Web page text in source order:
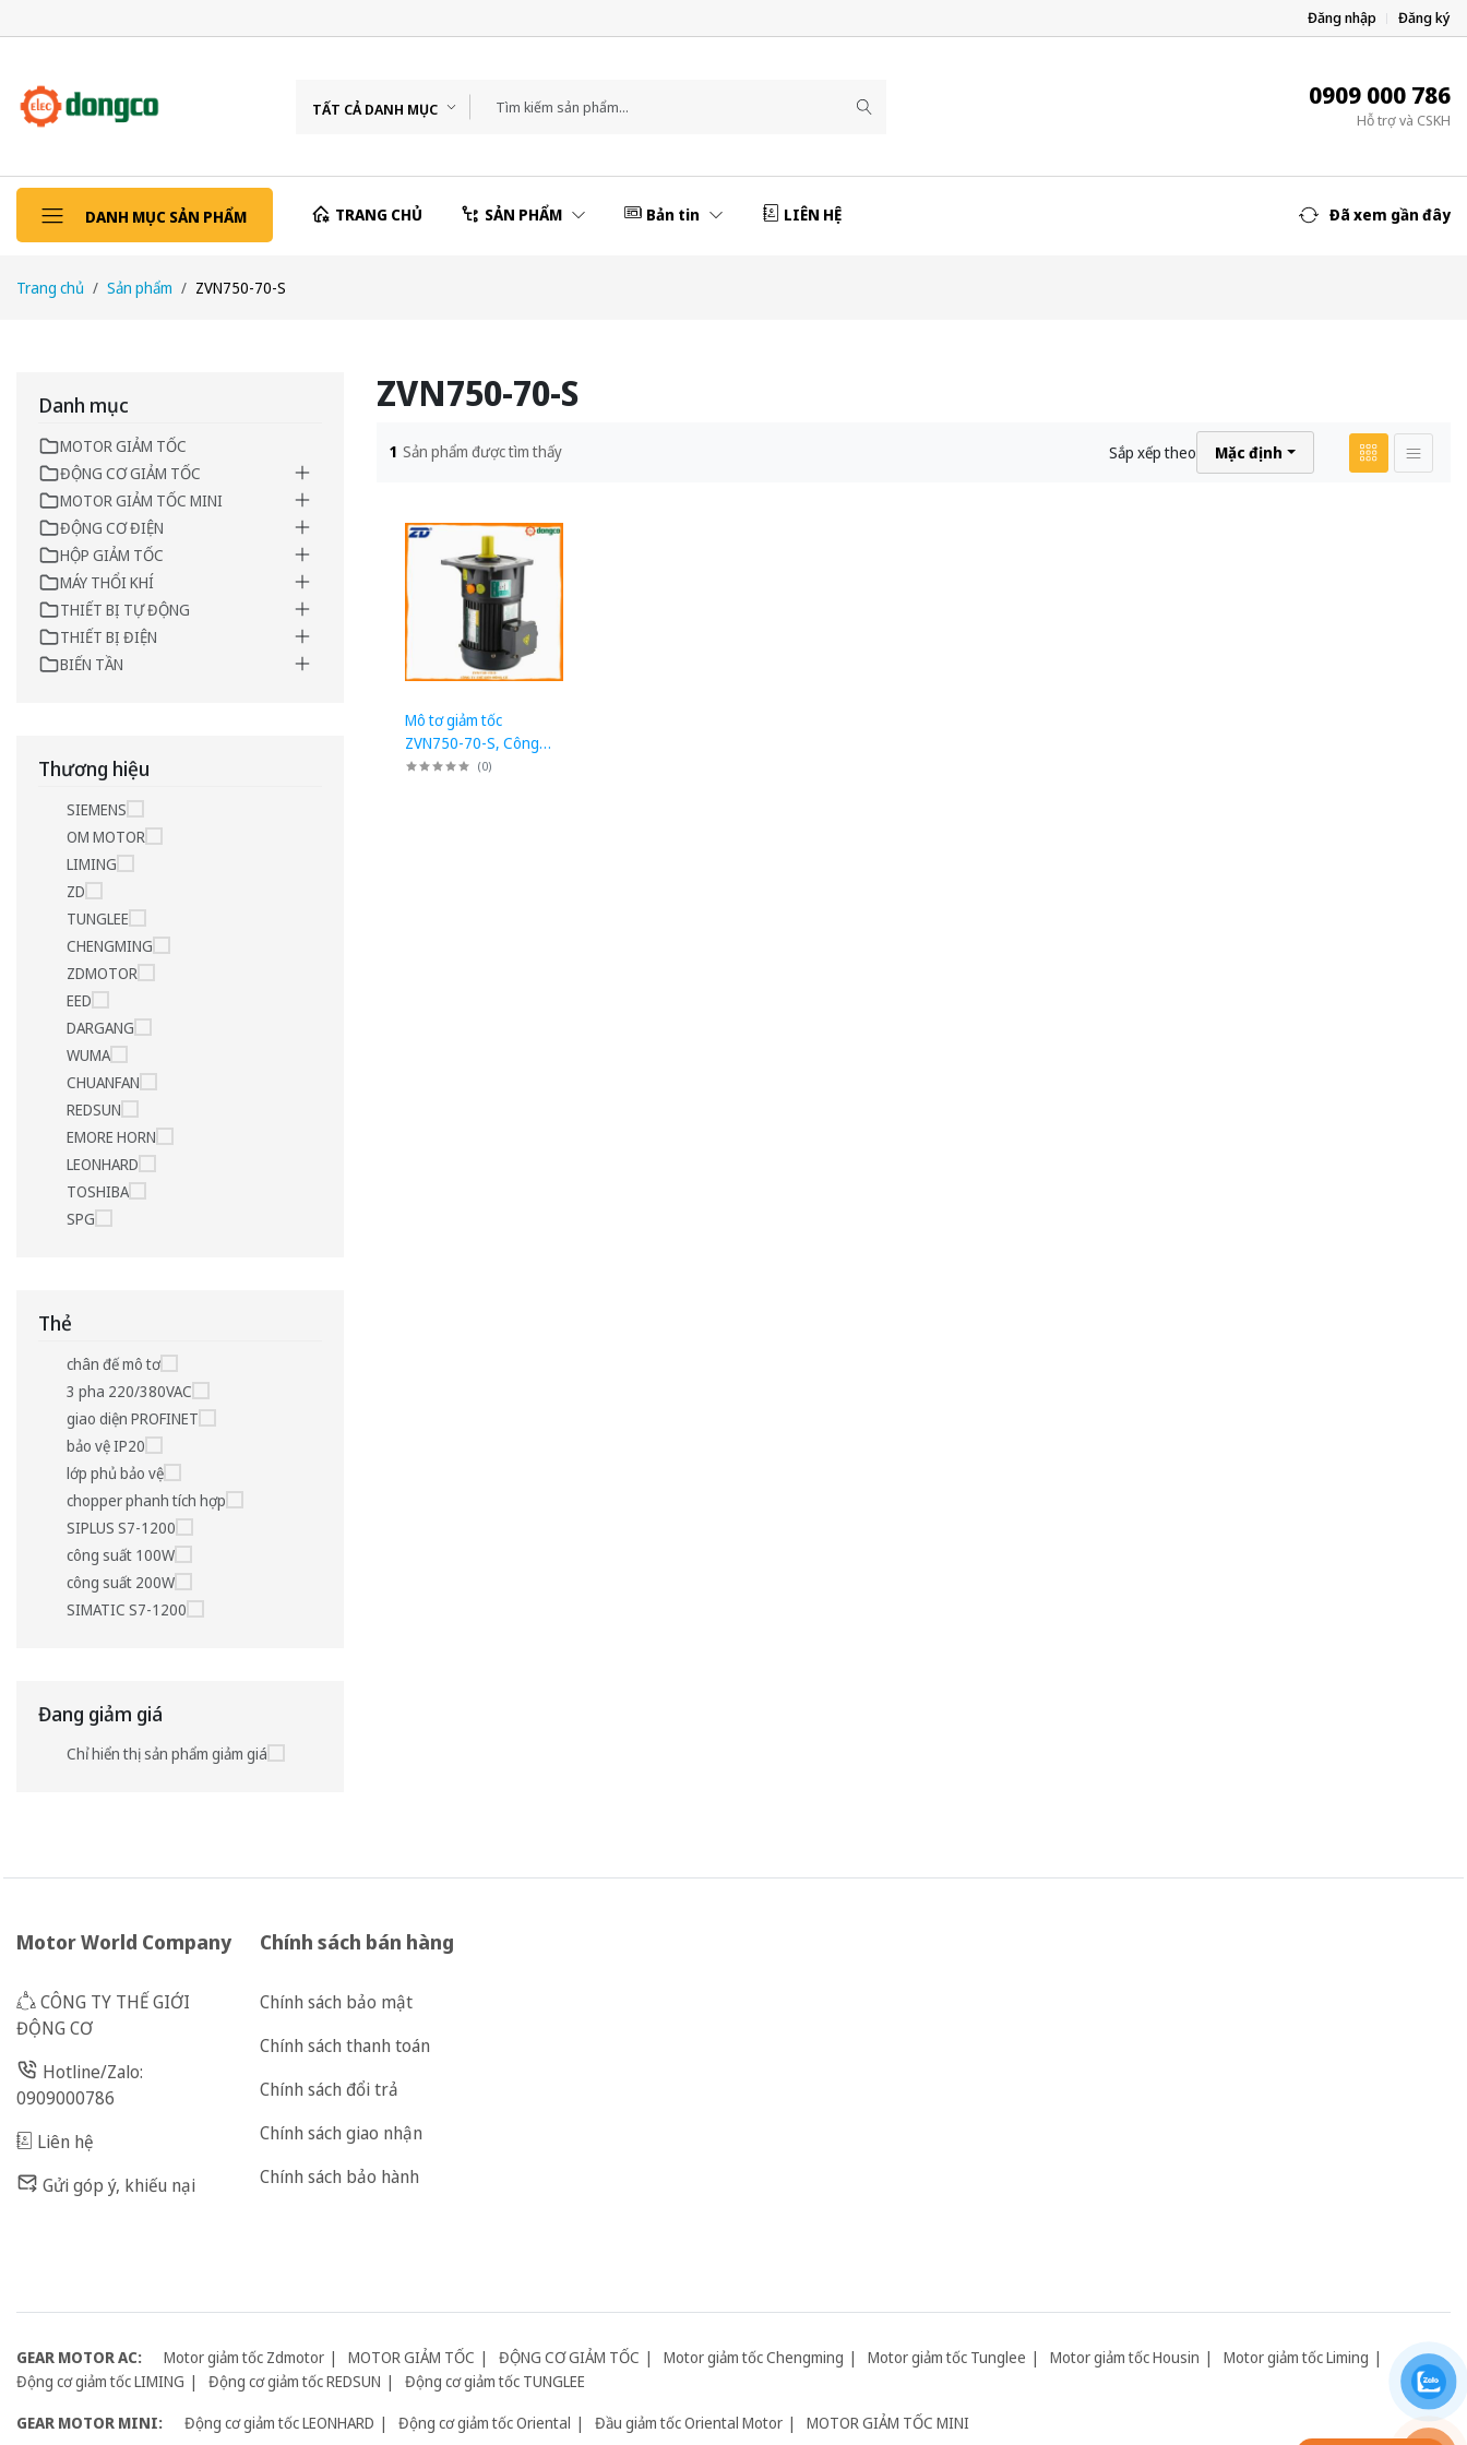
Đăng nhập Đăng ký
TẤT CẢ DANH MỤC 0909 000 786
Hỗ trợ và CSKH
DANH MỤC SẢN PHẨM TRANG CHỦ SẢN PHẨM Bản tin LIÊN HỆ Đã xem gần đây
Trang chủ Sản phẩm ZVN750-70-S
Danh mục
MOTOR GIẢM TỐC
ĐỘNG CƠ GIẢM TỐC
MOTOR GIẢM TỐC MINI
ĐỘNG CƠ ĐIỆN
HỘP GIẢM TỐC
MÁY THỔI KHÍ
THIẾT BỊ TỰ ĐỘNG
THIẾT BỊ ĐIỆN
BIẾN TẦN
Thương hiệu
SIEMENS
OM MOTOR
LIMING
ZD
TUNGLEE
CHENGMING
ZDMOTOR
EED
DARGANG
WUMA
CHUANFAN
REDSUN
EMORE HORN
LEONHARD
TOSHIBA
SPG
Thẻ
chân đế mô tơ
3 pha 220/380VAC
giao diện PROFINET
bảo vệ IP20
lớp phủ bảo vệ
chopper phanh tích hợp
SIPLUS S7-1200
công suất 100W
công suất 200W
SIMATIC S7-1200
Đang giảm giá
Chỉ hiển thị sản phẩm giảm giá
ZVN750-70-S
1 Sản phẩm được tìm thấy Sắp xếp theo Mặc định
Mô tơ giảm tốc
ZVN750-70-S, Công
suất 750W (1HP), 1/70,
(0)
Motor World Company
CÔNG TY THẾ GIỚI
ĐỘNG CƠ
Hotline/Zalo:
0909000786
Liên hệ
Gửi góp ý, khiếu nại
Chính sách bán hàng
Chính sách bảo mật
Chính sách thanh toán
Chính sách đổi trả
Chính sách giao nhận
Chính sách bảo hành
GEAR MOTOR AC: Motor giảm tốc Zdmotor MOTOR GIẢM TỐC ĐỘNG CƠ GIẢM TỐC Motor giảm tốc Chengming Motor giảm tốc Tunglee Motor giảm tốc Housin
Motor giảm tốc Liming
Động cơ giảm tốc LIMING
Động cơ giảm tốc REDSUN
Động cơ giảm tốc TUNGLEE
GEAR MOTOR MINI:
Động cơ giảm tốc LEONHARD Động cơ giảm tốc Oriental Đầu giảm tốc Oriental Motor MOTOR GIẢM TỐC MINI